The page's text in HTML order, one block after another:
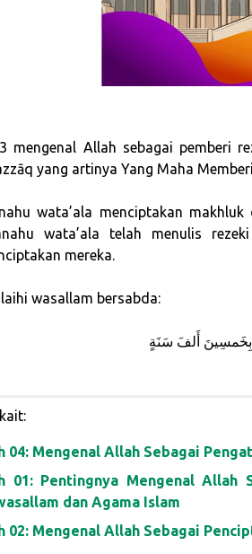
mengenal Allah sebagai pemberi
yang artinya Yang Maha
wata’ala menciptakan
wata’ala telah menulis
mereka.
wasallam bersabda:
بِخَمسِينَ أَلفَ سَنَةٍ
04: Mengenal Allah Sebagai
01: Pentingnya Mengenal Allah
dan Agama Islam
02: Mengenal Allah Sebagai